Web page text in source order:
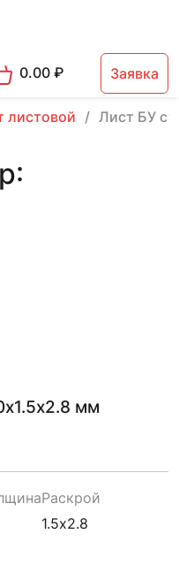
0.00₽ Заявка
листовой Лист БУ
мм
Раскрой
1.5х2.8